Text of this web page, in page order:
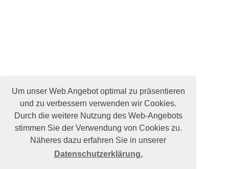
Um unser Web Angebot optimal zu präsentieren
und zu verbessern verwenden wir Cookies.
Durch die weitere Nutzung des Web-Angebots
stimmen Sie der Verwendung von Cookies zu.
Näheres dazu erfahren Sie in unserer
Datenschutzerklärung.